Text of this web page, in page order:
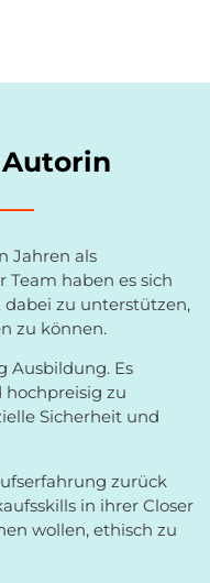
Jahren als
Team haben es sich
zu unterstützen,
zu können.
Ausbildung. Es
zu
Sicherheit und
zurück
in ihrer Closer
wollen, ethisch zu